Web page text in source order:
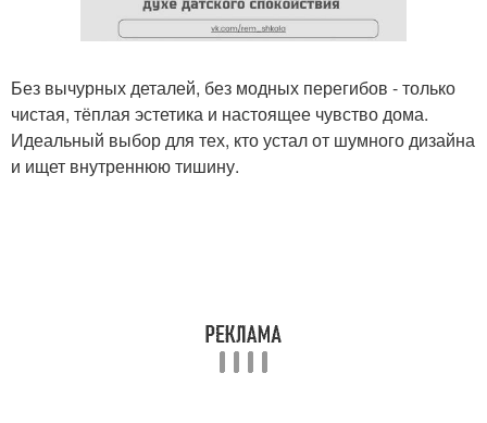
Без вычурных деталей, без модных перегибов - только
чистая, тёплая эстетика и настоящее чувство дома.
Идеальный выбор для тех, кто устал от шумного дизайна
и ищет внутреннюю тишину.